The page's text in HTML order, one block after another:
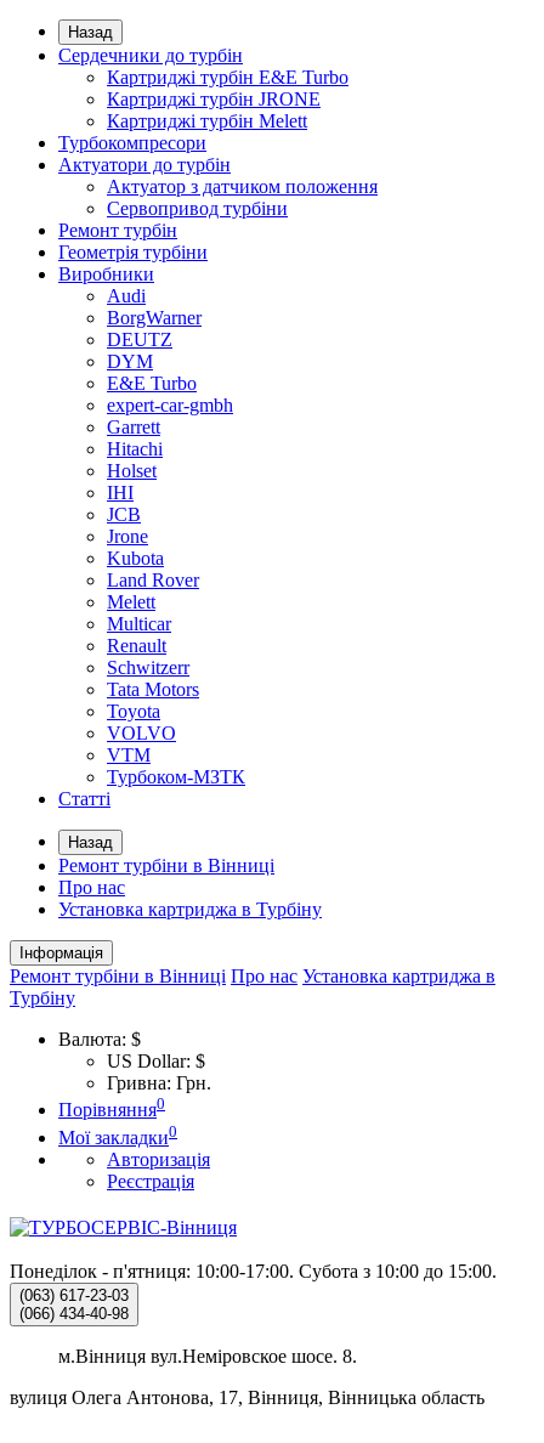
Назад
Сердечники до турбін
Картриджі турбін E&E Turbo
Картриджі турбін JRONE
Картриджі турбін Melett
Турбокомпресори
Актуатори до турбін
Актуатор з датчиком положення
Сервопривод турбіни
Ремонт турбін
Геометрія турбіни
Виробники
Audi
BorgWarner
DEUTZ
DYM
E&E Turbo
expert-car-gmbh
Garrett
Hitachi
Holset
IHI
JCB
Jrone
Kubota
Land Rover
Melett
Multicar
Renault
Schwitzerr
Tata Motors
Toyota
VOLVO
VTM
Турбоком-МЗТК
Статті
Назад
Ремонт турбіни в Вінниці
Про нас
Установка картриджа в Турбіну
Інформація
Ремонт турбіни в Вінниці Про нас Установка картриджа в
Турбіну
Валюта: $
US Dollar: $
Гривна: Грн.
Порівняння0
Мої закладки0
Авторизація
Реєстрація
Понеділок - п'ятниця: 10:00-17:00. Субота з 10:00 до 15:00.
(063) 617-23-03
(066) 434-40-98
м.Вінниця вул.Неміровское шосе. 8.
вулиця Олега Антонова, 17, Вінниця, Вінницька область